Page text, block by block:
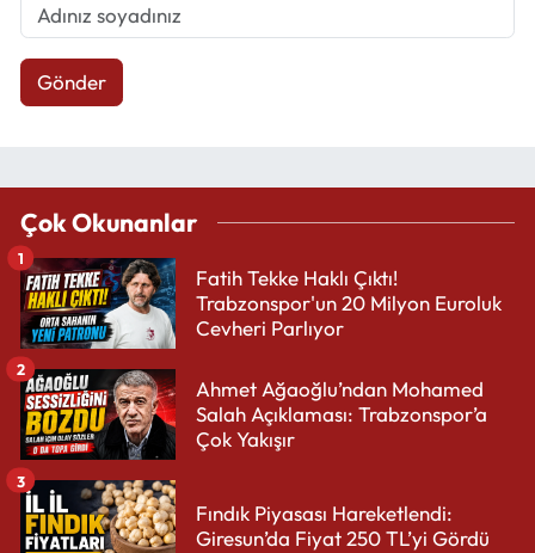
Gönder
Çok Okunanlar
Fatih Tekke Haklı Çıktı!
Trabzonspor'un 20 Milyon Euroluk
Cevheri Parlıyor
1
Ahmet Ağaoğlu’ndan Mohamed
Salah Açıklaması: Trabzonspor’a
Çok Yakışır
2
Fındık Piyasası Hareketlendi:
Giresun’da Fiyat 250 TL’yi Gördü
3